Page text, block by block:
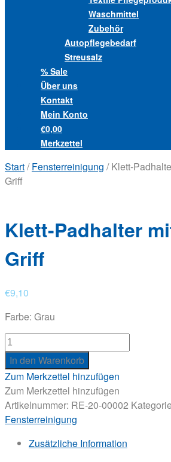
Waschmittel
Zubehör
Autopflegebedarf
Streusalz
% Sale
Über uns
Kontakt
Mein Konto
€0,00
Merkzettel
Start/Fensterreinigung / Klett-
Griff
Klett-Padhalter
Griff
€9,10
Farbe: Grau
Klett-
Padhalter
mit
Griff
Menge
In den Warenkorb
Zum Merkzettel hinzufügen
Zum Merkzettel hinzufügen
Artikelnummer: RE-20-00002
Fensterreinigung
Zusätzliche Information